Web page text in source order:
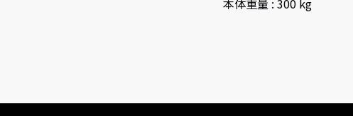
本体重量 : 300 kg